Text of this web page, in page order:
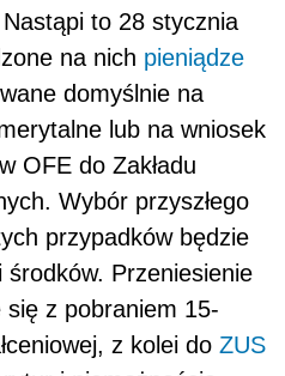
to 28 stycznia
na nich pieniądze
domyślnie na
lub na wniosek
OFE do Zakładu
Wybór przyszłego
przypadków będzie
środków. Przeniesienie
z pobraniem 15-
z kolei do ZUS